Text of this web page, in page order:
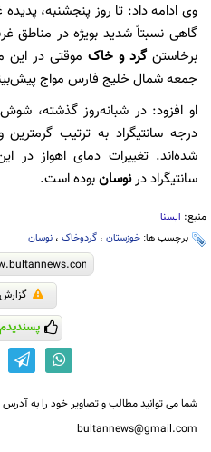
وی ادامه داد: تا روز پنجشنبه،
گاهی نسبتاً شدید بویژه در مناطق
برخاستن گرد و خاک موقتی در این
جمعه شمال خلیج فارس مواج
درجه سانتیگراد به ترتیب
سانتیگراد درنوسانبوده است.
منبع: ایسنا
برچسب ها: خوزستان ، گردوخاک ، نوسان
پسندیدم
شما می توانید مطالب و تصاویر خود را به آدرس
bultannews@gmail.com